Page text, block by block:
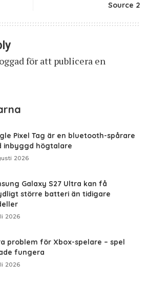
Source 2
för att publicera en
Pixel Tag är en bluetooth-spårare
inbyggd högtalare
2026
Galaxy S27 Ultra kan få
större batteri än tidigare
2026
problem för Xbox-spelare – spel
fungera
2026